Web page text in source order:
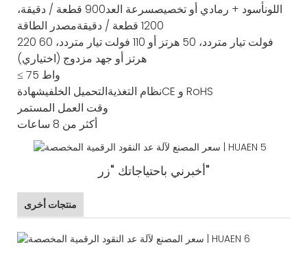
اللونأسود + رمادي أو تخصيصسرعة العد
900 قطعة / دقيقة،
1200 قطعة / دقيقة
مصدر الطاقة
220 فولت تيار متردد، 50 هرتز أو 110 فولت تيار متردد، 60
هرتز أو جهد مزدوج (اختياري)
≤ 75 واط
نظام التغذيةالتحميل الخلفيشهادة
CE و RoHS
وقت العمل المستمر
أكثر من 8 ساعات
أخبرني باحتياجاتك"زر"
منتجات أخرى